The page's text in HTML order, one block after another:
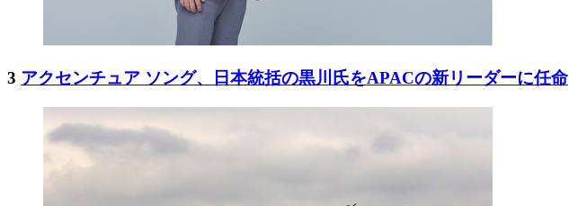
3 アクセンチュア ソング、日本統括の黒川氏をAPACの新リーダーに任命